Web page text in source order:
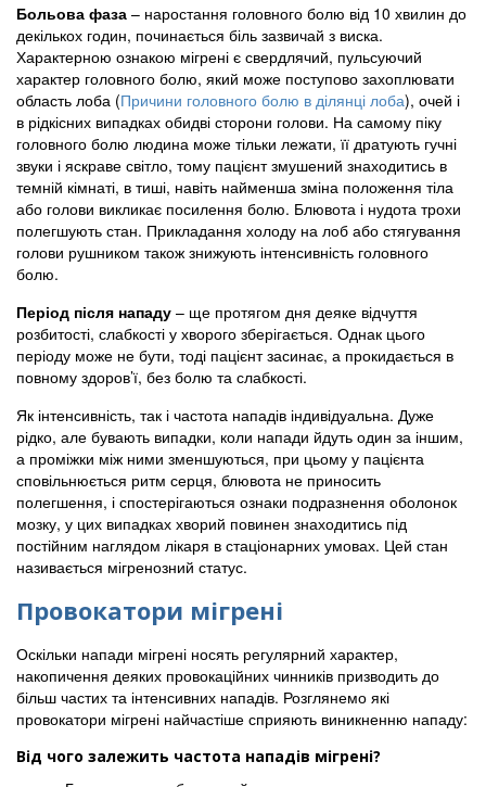
Больова фаза – наростання головного болю від 10 хвилин до
декількох годин, починається біль зазвичай з виска.
Характерною ознакою мігрені є свердлячий, пульсуючий
характер головного болю, який може поступово захоплювати
область лоба (Причини головного болю в ділянці лоба), очей і
в рідкісних випадках обидві сторони голови. На самому піку
головного болю людина може тільки лежати, її дратують гучні
звуки і яскраве світло, тому пацієнт змушений знаходитись в
темній кімнаті, в тиші, навіть найменша зміна положення тіла
або голови викликає посилення болю. Блювота і нудота трохи
полегшують стан. Прикладання холоду на лоб або стягування
голови рушником також знижують інтенсивність головного
болю.
Період після нападу – ще протягом дня деяке відчуття
розбитості, слабкості у хворого зберігається. Однак цього
періоду може не бути, тоді пацієнт засинає, а прокидається в
повному здоров’ї, без болю та слабкості.
Як інтенсивність, так і частота нападів індивідуальна. Дуже
рідко, але бувають випадки, коли напади йдуть один за іншим,
а проміжки між ними зменшуються, при цьому у пацієнта
сповільнюється ритм серця, блювота не приносить
полегшення, і спостерігаються ознаки подразнення оболонок
мозку, у цих випадках хворий повинен знаходитись під
постійним наглядом лікаря в стаціонарних умовах. Цей стан
називається мігренозний статус.
Провокатори мігрені
Оскільки напади мігрені носять регулярний характер,
накопичення деяких провокаційних чинників призводить до
більш частих та інтенсивних нападів. Розглянемо які
провокатори мігрені найчастіше сприяють виникненню нападу:
Від чого залежить частота нападів мігрені?